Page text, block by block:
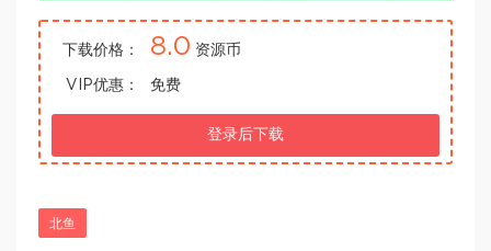
下载价格： 8.0 资源币
VIP优惠： 免费
登录后下载
北鱼